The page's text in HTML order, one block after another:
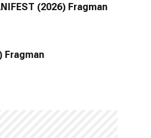
(2026) Fragman
Fragman